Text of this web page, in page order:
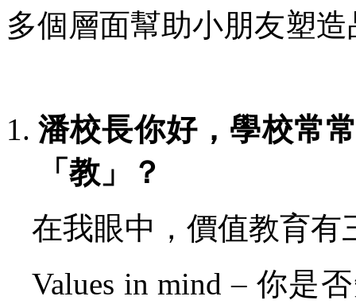
多個層面幫助小朋友塑
潘校長你好，學校常
「教」？
在我眼中，價值教育有
Values in mind – 你是